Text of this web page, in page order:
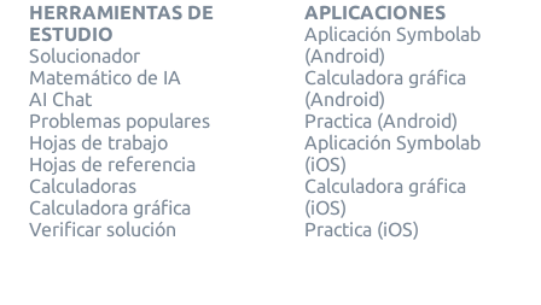
HERRAMIENTAS DE
ESTUDIO
Solucionador
Matemático de IA
AI Chat
Problemas populares
Hojas de trabajo
Hojas de referencia
Calculadoras
Calculadora gráfica
Verificar solución
APLICACIONES
Aplicación Symbolab
(Android)
Calculadora gráfica
(Android)
Practica (Android)
Aplicación Symbolab
(iOS)
Calculadora gráfica
(iOS)
Practica (iOS)